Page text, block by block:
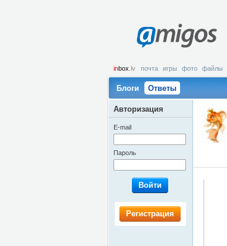
amigos
inbox .lv почта игры фото файлы
Блоги Ответы
Авторизация
E-mail
Пароль
Войти
Регистрация